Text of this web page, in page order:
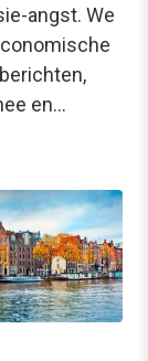
angst. We
en…